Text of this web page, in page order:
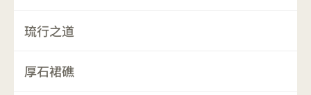
琉行之道
厚石裙礁